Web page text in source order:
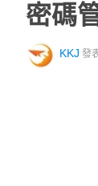
密碼
KKJ 發